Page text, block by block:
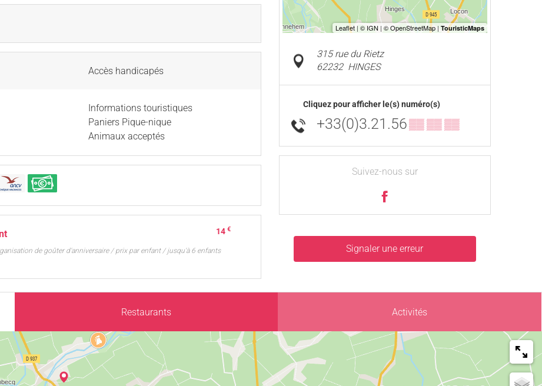
Accès handicapés
Informations touristiques
Paniers Pique-nique
Animaux acceptés
14 €
de goûter d'anniversaire / prix par enfant / jusqu'à 6 enfants
315 rue du Rietz
62232 HINGES
Cliquez pour afficher le(s) numéro(s)
+33(0)3.21.56▒▒ ▒▒ ▒▒
Suivez-nous sur
Signaler une erreur
Restaurants Activités